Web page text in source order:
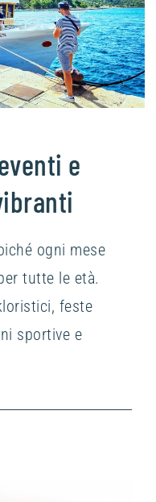
e
ogni mese
tutte le età.
feste
sportive e